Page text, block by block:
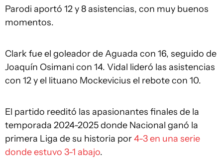
Parodi aportó 12 y 8 asistencias, con muy buenos
momentos.
Clark fue el goleador de Aguada con 16, seguido de
Joaquín Osimani con 14. Vidal lideró las asistencias
con 12 y el lituano Mockevicius el rebote con 10.
El partido reeditó las apasionantes finales de la
temporada 2024-2025 donde Nacional ganó la
primera Liga de su historia por4-3 en una serie
donde estuvo 3-1 abajo.